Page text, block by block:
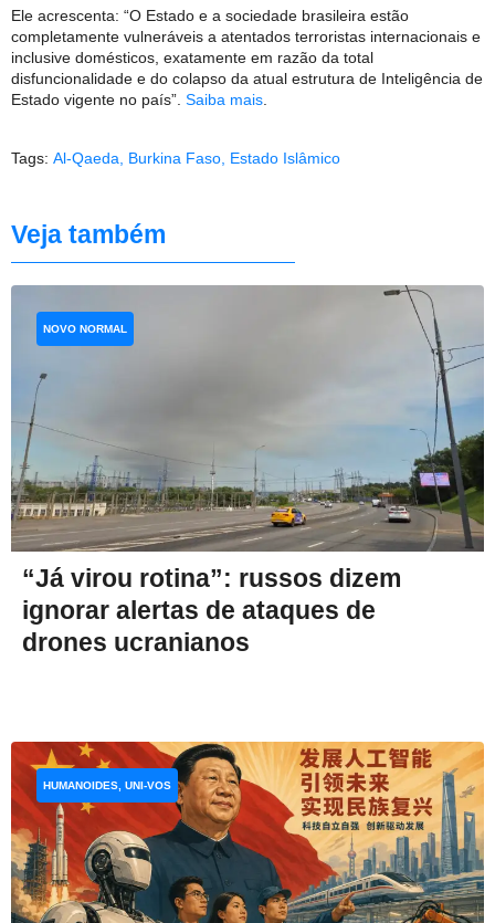
Ele acrescenta: “O Estado e a sociedade brasileira estão
completamente vulneráveis a atentados terroristas internacionais e
inclusive domésticos, exatamente em razão da total
disfuncionalidade e do colapso da atual estrutura de Inteligência de
Estado vigente no país”. Saiba mais
Tags: Al-Qaeda Burkina Faso Estado Islâmico
Veja também
“Já virou rotina”: russos dizem
ignorar alertas de ataques de
drones ucranianos
NOVO NORMAL
HUMANOIDES, UNI-VOS